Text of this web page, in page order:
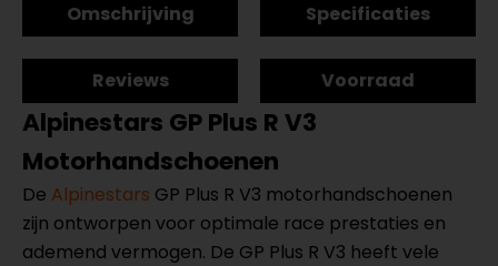
Omschrijving Specificaties
Reviews Voorraad
Alpinestars GP Plus R V3
Motorhandschoenen
De Alpinestars GP Plus R V3 motorhandschoenen
zijn ontworpen voor optimale race prestaties en
ademend vermogen. De GP Plus R V3 heeft vele